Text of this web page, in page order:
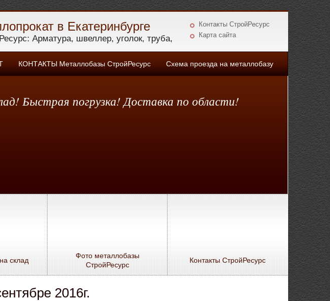
в Екатеринбурге
Арматура, швеллер, уголок, труба,
Контакты СтройРесурс
Карта сайта
Быстрая погрузка! Доставка по области!
КОНТАКТЫ Металлобазы СтройРесурс Схема проезда на металлобазу
склад
Фото металлобазы
СтройРесурс
Контакты СтройРесурс
2016г.